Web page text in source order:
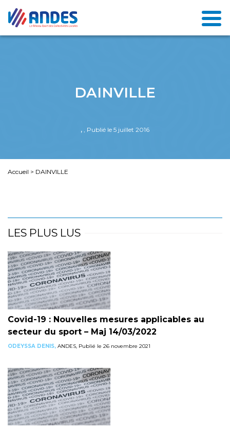
DAINVILLE
, , Publié le 5 juillet 2016
Accueil > DAINVILLE
LES PLUS LUS
Covid-19 : Nouvelles mesures applicables au
secteur du sport – Maj 14/03/2022
ODEYSSA DENIS, ANDES, Publié le 26 novembre 2021